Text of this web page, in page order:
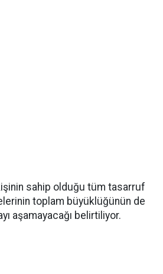
sahip olduğu tüm tasarruf
toplam büyüklüğünün de
aşamayacağı belirtiliyor.